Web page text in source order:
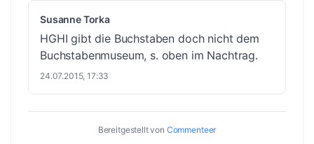
Susanne Torka
HGHI gibt die Buchstaben doch nicht dem
Buchstabenmuseum, s. oben im Nachtrag.
24.07.2015, 17:33
Bereitgestellt von Commenteer